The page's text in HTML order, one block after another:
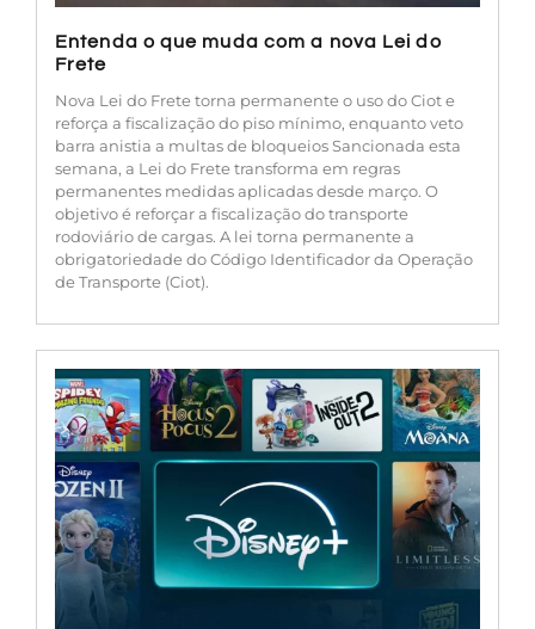
Entenda o que muda com a nova Lei do
Frete
Nova Lei do Frete torna permanente o uso do Ciot e
reforça a fiscalização do piso mínimo, enquanto veto
barra anistia a multas de bloqueios Sancionada esta
semana, a Lei do Frete transforma em regras
permanentes medidas aplicadas desde março. O
objetivo é reforçar a fiscalização do transporte
rodoviário de cargas. A lei torna permanente a
obrigatoriedade do Código Identificador da Operação
de Transporte (Ciot).